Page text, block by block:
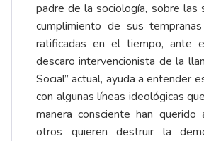
padre de la sociología, sobre las
cumplimiento de sus tempranas
ratificadas en el tiempo, ante
descaro intervencionista de la
Social” actual, ayuda a entender
con algunas líneas ideológicas
manera consciente han querido
otros quieren destruir la